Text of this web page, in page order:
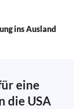
ins Ausland
eine
die USA